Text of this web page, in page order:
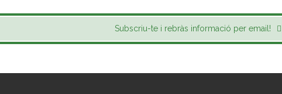
Subscriu-te i rebràs informació per email!